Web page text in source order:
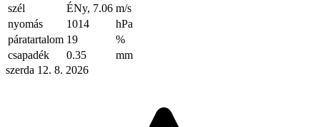
szél
ÉNy, 7.06 m/s
nyomás
1014
hPa
páratartalom 19
%
csapadék
0.35
mm
szerda 12. 8. 2026